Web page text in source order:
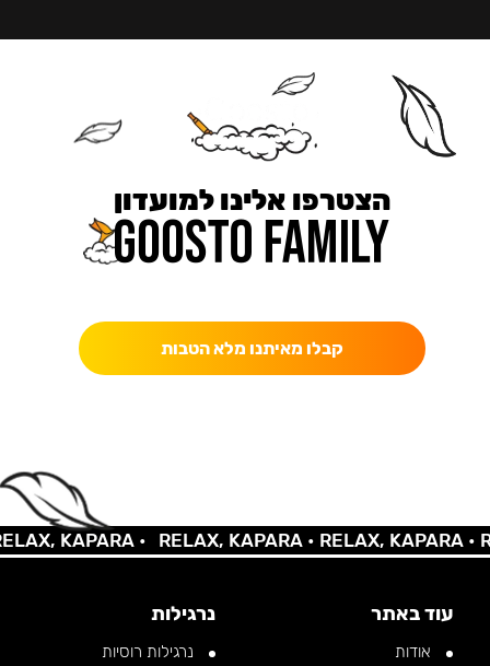
הצטרפו אלינו למועדון
קבלו מאיתנו מלא הטבות
KAPARA • RELAX, KAPARA •RELAX, KAPARA •
עוד באתר
אודות
נרגילות
נרגילות רוסיות